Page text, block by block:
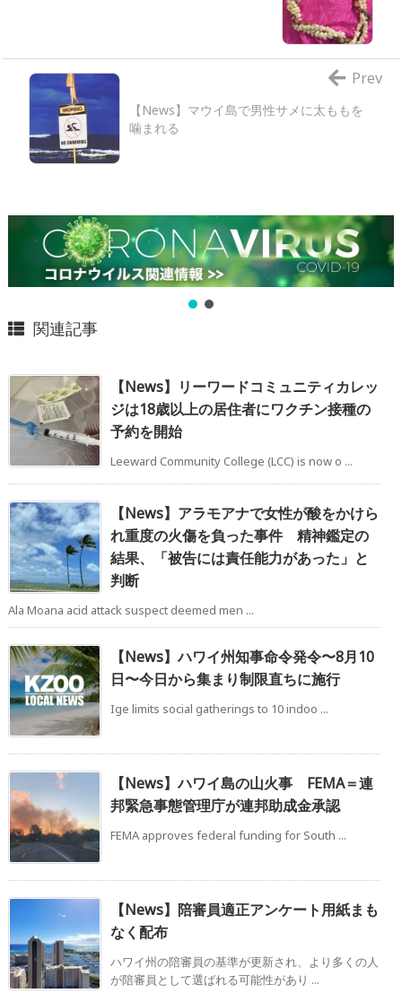
【News】マウイ島で男性サメに太ももを
噛まれる
Prev
関連記事
【News】リーワードコミュニティカレッ
ジは18歳以上の居住者にワクチン接種の
予約を開始
Leeward Community College (LCC) is now o ...
【News】アラモアナで女性が酸をかけら
れ重度の火傷を負った事件 精神鑑定の
結果、「被告には責任能力があった」と
判断
Ala Moana acid attack suspect deemed men ...
【News】ハワイ州知事命令発令〜8月10
日〜今日から集まり制限直ちに施行
Ige limits social gatherings to 10 indoo ...
【News】ハワイ島の山火事 FEMA＝連
邦緊急事態管理庁が連邦助成金承認
FEMA approves federal funding for South ...
【News】陪審員適正アンケート用紙まも
なく配布
ハワイ州の陪審員の基準が更新され、より多くの人
が陪審員として選ばれる可能性があり ...